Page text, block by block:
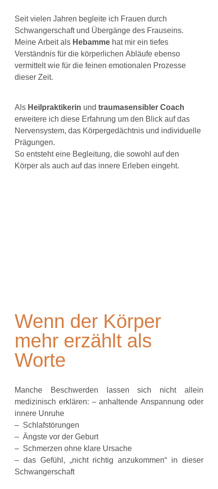
Seit vielen Jahren begleite ich Frauen durch
Schwangerschaft und Übergänge des Frauseins.
Meine Arbeit als Hebamme hat mir ein tiefes
Verständnis für die körperlichen Abläufe ebenso
vermittelt wie für die feinen emotionalen Prozesse
dieser Zeit.
Als Heilpraktikerin und traumasensibler Coach
erweitere ich diese Erfahrung um den Blick auf das
Nervensystem, das Körpergedächtnis und individuelle
Prägungen.
So entsteht eine Begleitung, die sowohl auf den
Körper als auch auf das innere Erleben eingeht.
Wenn der Körper
mehr erzählt als
Worte
Manche Beschwerden lassen sich nicht allein
medizinisch erklären: – anhaltende Anspannung oder
innere Unruhe
– Schlafstörungen
– Ängste vor der Geburt
– Schmerzen ohne klare Ursache
– das Gefühl, „nicht richtig anzukommen“ in dieser
Schwangerschaft